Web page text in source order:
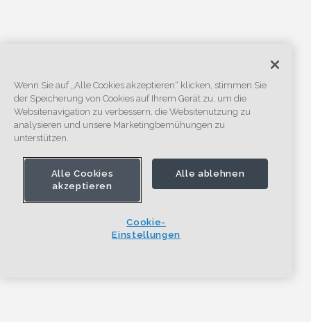
Wenn Sie auf „Alle Cookies akzeptieren“ klicken, stimmen Sie
der Speicherung von Cookies auf Ihrem Gerät zu, um die
Websitenavigation zu verbessern, die Websitenutzung zu
analysieren und unsere Marketingbemühungen zu
unterstützen.
Alle Cookies
akzeptieren
Alle ablehnen
Cookie-
Einstellungen